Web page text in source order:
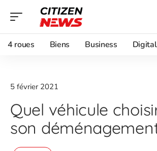
4 roues Biens Business Digital
5 février 2021
Quel véhicule
son